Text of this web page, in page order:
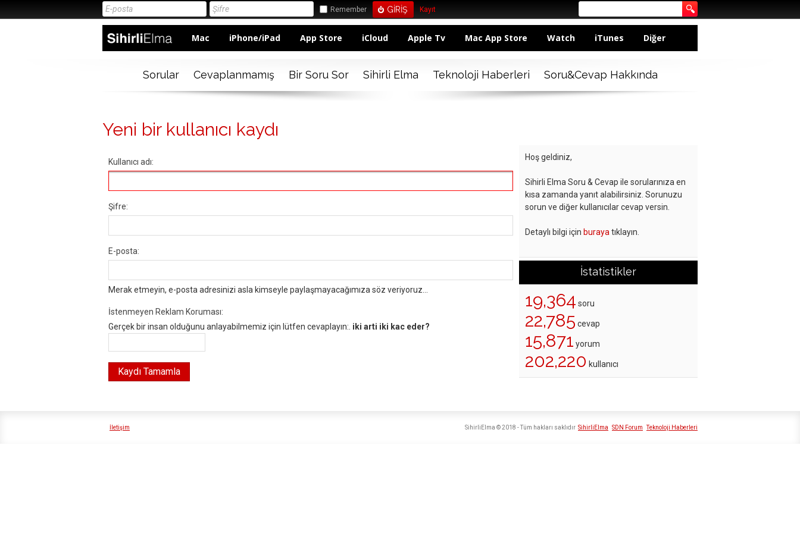
Remember Kayıt
Mac iPhone/iPad App Store iCloud Apple Tv Mac App Store Watch iTunes Diğer
Sorular Cevaplanmamış Bir Soru Sor Sihirli Elma Teknoloji Haberleri Soru&Cevap Hakkında
Yeni bir kullanıcı kaydı
Kullanıcı adı:
Şifre:
E-posta:
Merak etmeyin, e-posta adresinizi asla kimseyle paylaşmayacağımıza söz veriyoruz...
İstenmeyen Reklam Koruması:
Gerçek bir insan olduğunu anlayabilmemiz için lütfen cevaplayın:. iki arti iki kac eder?
Hoş geldiniz,
Sihirli Elma Soru & Cevap ile sorularınıza en
kısa zamanda yanıt alabilirsiniz. Sorunuzu
sorun ve diğer kullanıcılar cevap versin.
Detaylı bilgi için buraya tıklayın.
İstatistikler
19,364 soru
22,785 cevap
15,871 yorum
202,220 kullanıcı
İletişim SihirliElma SDN Forum Teknoloji Haberleri
SihirliElma © 2018 - Tüm hakları saklıdır